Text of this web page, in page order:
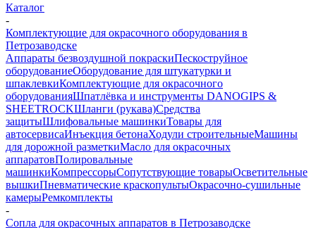
Каталог
-
Комплектующие для окрасочного оборудования в
Петрозаводске
Аппараты безвоздушной покраскиПескоструйное
оборудованиеОборудование для штукатурки и
шпаклевкиКомплектующие для окрасочного
оборудованияШпатлёвка и инструменты DANOGIPS &
SHEETROCKШланги (рукава)Средства
защитыШлифовальные машинкиТовары для
автосервисаИнъекция бетонаХодули строительныеМашины
для дорожной разметкиМасло для окрасочных
аппаратовПолировальные
машинкиКомпрессорыСопутствующие товарыОсветительные
вышкиПневматические краскопультыОкрасочно-сушильные
камерыРемкомплекты
-
Сопла для окрасочных аппаратов в Петрозаводске